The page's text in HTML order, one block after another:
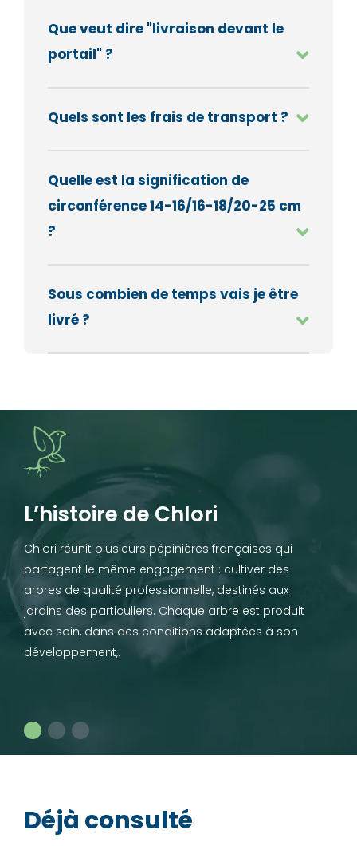
Que veut dire "livraison devant le
portail" ?
Quels sont les frais de transport ?
Quelle est la signification de
circonférence 14-16/16-18/20-25 cm
?
Sous combien de temps vais je être
livré ?
L’histoire de Chlori
Chlori réunit plusieurs pépinières françaises qui
partagent le même engagement : cultiver des
arbres de qualité professionnelle, destinés aux
jardins des particuliers. Chaque arbre est produit
avec soin, dans des conditions adaptées à son
développement,.
Déjà consulté